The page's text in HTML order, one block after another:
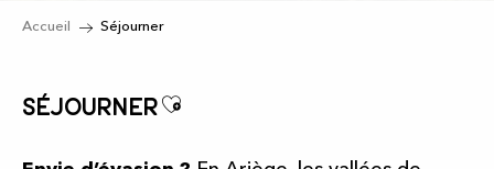
Accueil Séjourner
SéjournerAjouter aux favoris